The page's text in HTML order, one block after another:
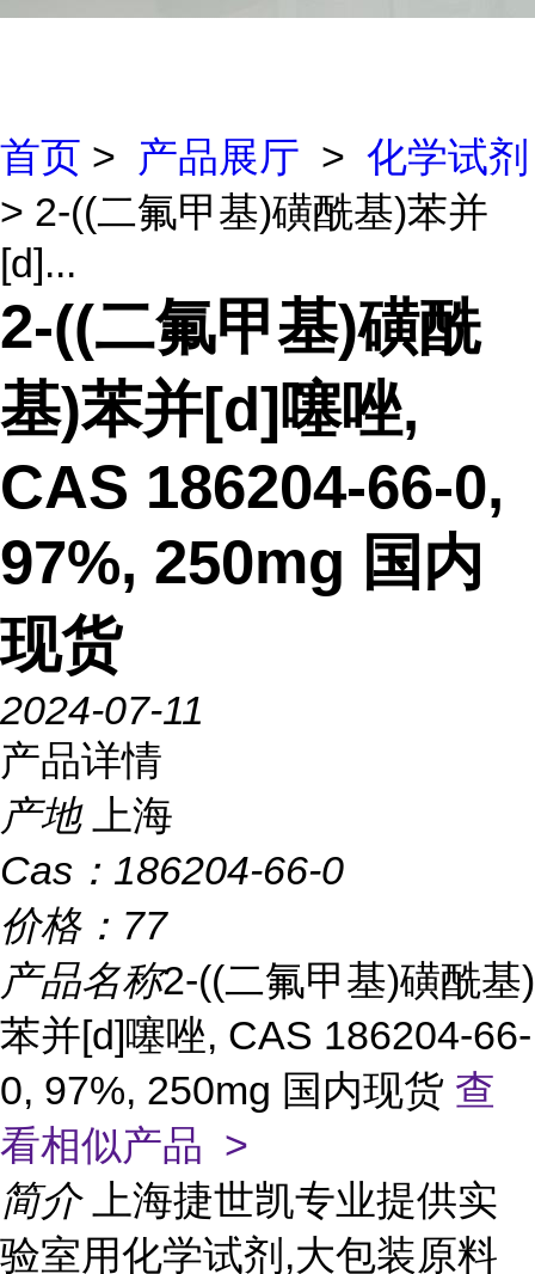
首页 > 产品展厅 > 化学试剂
> 2-((二氟甲基)磺酰基)苯并
[d]...
2-((二氟甲基)磺酰
基)苯并[d]噻唑,
CAS 186204-66-0,
97%, 250mg 国内
现货
2024-07-11
产品详情
产地
上海
Cas： 186204-66-0
价格： 77
产品名称2-((二氟甲基)磺酰基)
苯并[d]噻唑, CAS 186204-66-
0, 97%, 250mg 国内现货 查
看相似产品 >
简介
上海捷世凯专业提供实
验室用化学试剂,大包装原料